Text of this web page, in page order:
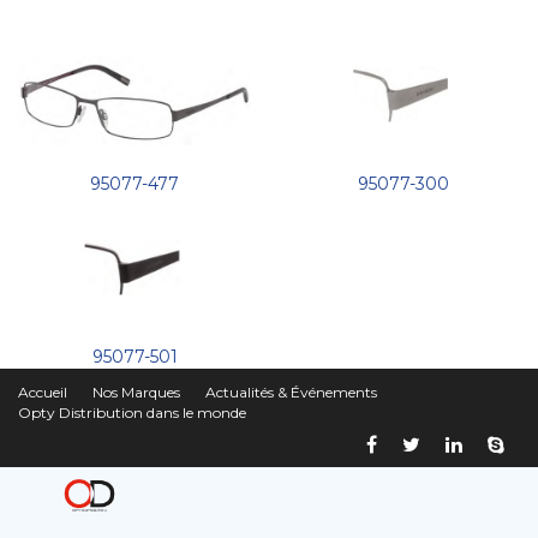
95077-477 95077-300
95077-501
Accueil Nos Marques
Actualités & Événements
Opty Distribution dans le monde